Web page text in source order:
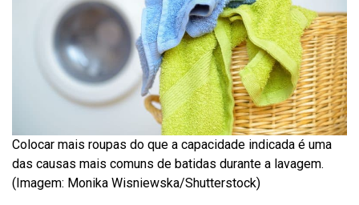
Colocar mais roupas do que a capacidade indicada é uma
das causas mais comuns de batidas durante a lavagem.
(Imagem: Monika Wisniewska/Shutterstock)